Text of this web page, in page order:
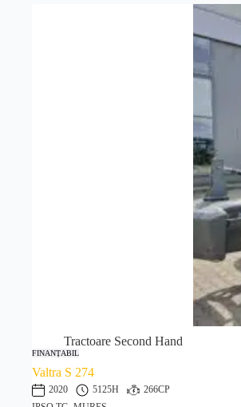
Tractoare Second Hand
FINANȚABIL
Valtra S 274
2020 5125H
266CP